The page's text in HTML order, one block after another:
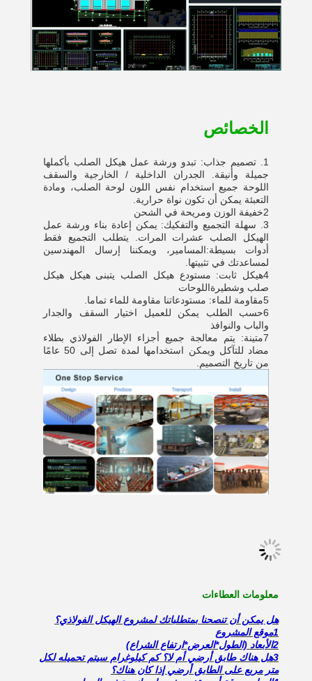
الخصائص
1. تصميم جذاب: تبدو ورشة عمل هيكل الصلب بأكملها
جميلة وأنيقة. الجدران الداخلية / الخارجية والسقف
اللوحة جميع استخدام نفس اللون لوحة الصلب، ومادة
التعبئة يمكن أن تكون نواة حرارية.
2خفيفة الوزن ومريحة في الشحن
3. سهلة التجميع والتفكيك: يمكن إعادة بناء ورشة عمل
الهيكل الصلب عشرات المرات. يتطلب التجميع فقط
أدوات بسيطة:المسامير، ويمكننا إرسال المهندسين
لمساعدتك في تثبيتها.
4هيكل ثابت: مستودع هيكل الصلب يتبنى هيكل هيكل
صلب وشطيرةاللوحات
5مقاومة للماء: مستودعاتنا مقاومة للماء تماما.
6حسب الطلب يمكن للعميل اختيار السقف والجدار
والباب والنوافذ
7متينة: يتم معالجة جميع أجزاء الإطار الفولاذي بطلاء
مضاد للتآكل ويمكن استخدامها لمدة تصل إلى 50 عامًا
من تاريخ التصميم.
معلومات العطاءات
هل يمكن أن تنصحنا بمتطلباتك لمشروع الهيكل الفولاذي؟
1موقع المشروع
2الأبعاد (الطول*العرض*ارتفاع الشراع)
3هل هناك طابق أرضي أم لا؟ كم كيلوغرام سيتم تحميله لكل
متر مربع على الطابق أرضي إذا كان هناك؟